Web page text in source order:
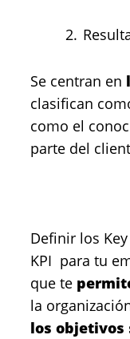
Se centran en
clasifican
como el
parte del
Definir los
KPI para tu
que te
la
los objetivos